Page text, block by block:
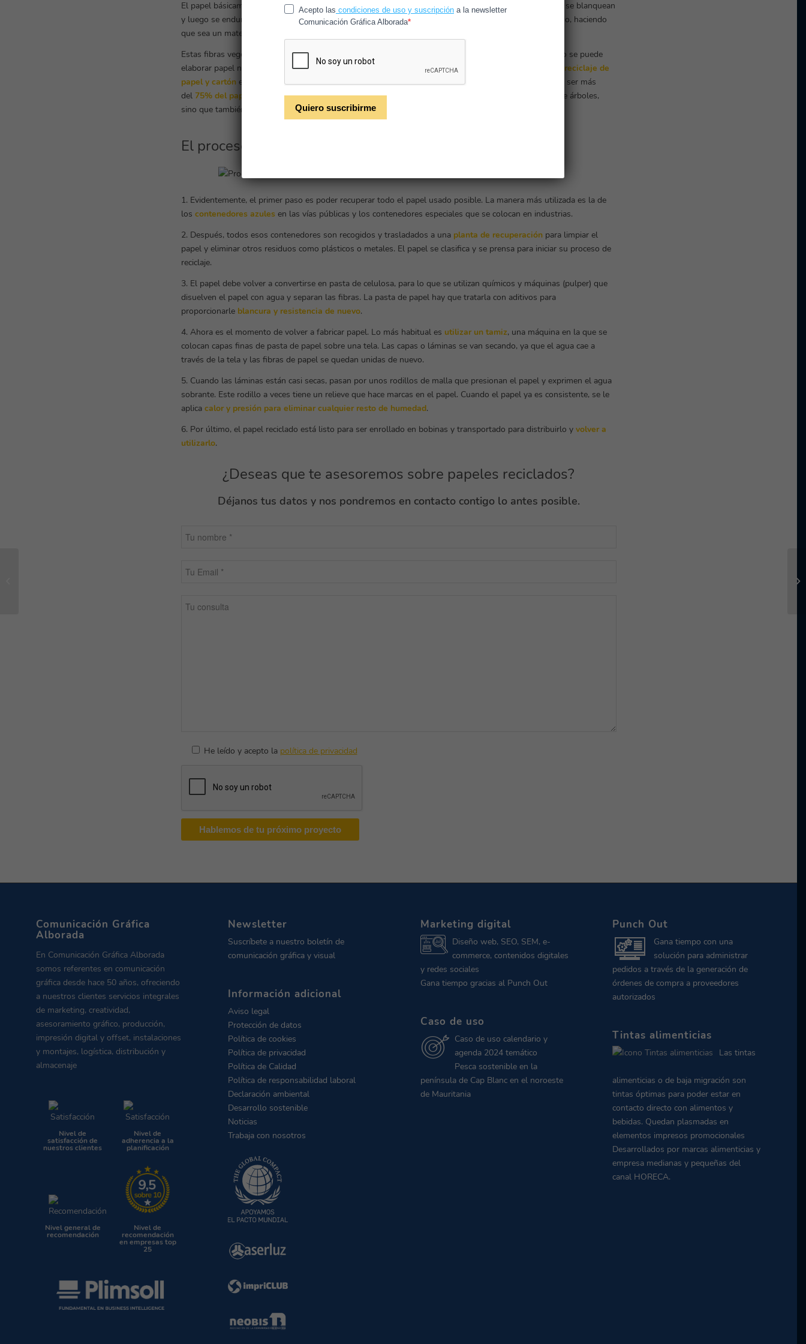
El papel básicamente se trata de una pasta de celulosa
, es decir, fibras vegetales diluidas en agua que se blanquean
y luego se endurecen. El cartón, por su parte, se elabora uniendo capas de papel, generalmente reciclado, haciendo
que sea un material más resistente y duradero.
Estas fibras vegetales que mencionamos se obtienen, como todos sabemos, de los
. Por ello no se puede
elaborar papel nuevo constantemente, ya que dependemos de un recurso natural que no es infinito. El reciclaje de
papel y cartónes una necesidad que con el tiempo ha ido mejorando cifras de recuperación, llegando a ser más
del 75% del papel y cartón de utilizamos. No solo es un dato excelente en cuanto a una tala menor de árboles,
sino que también se produce una reducción de emisiones de CO².
El proceso del papel reciclado, paso a paso
1. Evidentemente, el primer paso es poder recuperar todo el papel usado posible. La manera más utilizada es la de
los contenedores azulesen las vías públicas y los contenedores especiales que se colocan en industrias.
2. Después, todos esos contenedores son recogidos y trasladados a una planta de recuperaciónpara limpiar el
papel y eliminar otros residuos como plásticos o metales. El papel se clasifica y se prensa para iniciar su proceso de
reciclaje.
3. El papel debe volver a convertirse en pasta de celulosa, para lo que se utilizan químicos y máquinas (pulper) que
disuelven el papel con agua y separan las fibras. La pasta de papel hay que tratarla con aditivos para
proporcionarle blancura y resistencia de nuevo.
4. Ahora es el momento de volver a fabricar papel. Lo más habitual es utilizar un tamiz, una máquina en la que se
colocan capas finas de pasta de papel sobre una tela. Las capas o láminas se van secando, ya que el agua cae a
través de la tela y las fibras de papel se quedan unidas de nuevo.
5. Cuando las láminas están casi secas, pasan por unos rodillos de malla que presionan el papel y exprimen el agua
sobrante. Este rodillo a veces tiene un relieve que hace marcas en el papel. Cuando el papel ya es consistente, se le
aplica calor y presión para eliminar cualquier resto de humedad.
6. Por último, el papel reciclado está listo para ser enrollado en bobinas y transportado para distribuirlo y volver a
utilizarlo.
¿Deseas que te asesoremos sobre papeles reciclados?
Déjanos tus datos y nos pondremos en contacto contigo lo antes posible.
He leído y acepto la política de privacidad
Comunicación Gráfica
Alborada
En Comunicación Gráfica Alborada
somos referentes en comunicación
gráfica desde hace 50 años, ofreciendo
a nuestros clientes servicios integrales
de marketing, creatividad,
asesoramiento gráfico, producción,
impresión digital y offset, instalaciones
y montajes, logística, distribución y
almacenaje
Nivel de
satisfacción de
nuestros clientes
Nivel de
adherencia a la
planificación
Nivel general de
recomendación
Nivel de
recomendación
en empresas top
25
Newsletter
Suscríbete a nuestro boletín de
comunicación gráfica y visual
Información adicional
Aviso legal
Protección de datos
Política de cookies
Política de privacidad
Política de Calidad
Política de responsabilidad laboral
Declaración ambiental
Desarrollo sostenible
Noticias
Trabaja con nosotros
Marketing digital
Diseño web, SEO, SEM, e-
commerce, contenidos digitales
y redes sociales
Gana tiempo gracias al Punch Out
Caso de uso
Caso de uso calendario y
agenda 2024 temático
Pesca sostenible en la
península de Cap Blanc en el noroeste
de Mauritania
Punch Out
Gana tiempo con una
solución para administrar
pedidos a través de la generación de
órdenes de compra a proveedores
autorizados
Tintas alimenticias
Las tintas
alimenticias o de baja migración son
tintas óptimas para poder estar en
contacto directo con alimentos y
bebidas. Quedan plasmadas en
elementos impresos promocionales
Desarrollados por marcas alimenticias y
empresa medianas y pequeñas del
canal HORECA.